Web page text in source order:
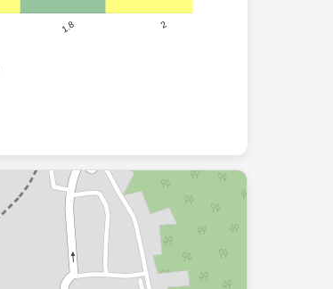
1.8 2